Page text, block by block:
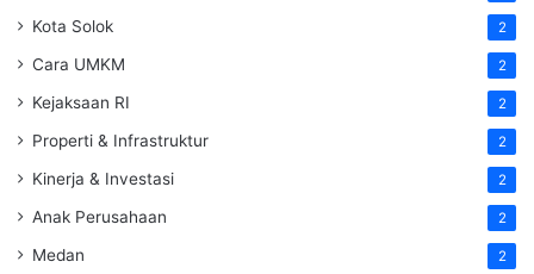
Kota Solok 2
Cara UMKM 2
Kejaksaan RI 2
Properti & Infrastruktur 2
Kinerja & Investasi 2
Anak Perusahaan 2
Medan 2